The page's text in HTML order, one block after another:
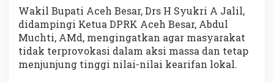
Wakil Bupati Aceh Besar, Drs H Syukri A Jalil,
didampingi Ketua DPRK Aceh Besar, Abdul
Muchti, AMd, mengingatkan agar masyarakat
tidak terprovokasi dalam aksi massa dan tetap
menjunjung tinggi nilai-nilai kearifan lokal.